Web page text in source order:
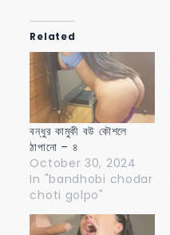
Related
বন্ধুর কামুকী বউ কৌশলে
ঠাপানো – ৪
October 30, 2024
In "bandhobi chodar
choti golpo"